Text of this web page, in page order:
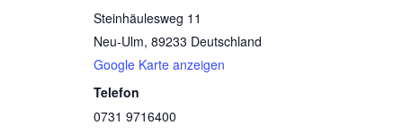
Steinhäulesweg 11
Neu-Ulm, 89233 Deutschland
Google Karte anzeigen
Telefon
0731 9716400